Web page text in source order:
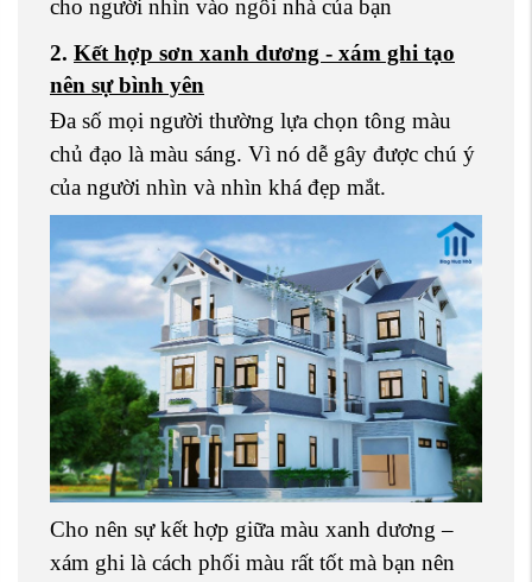
cho người nhìn vào ngôi nhà của bạn
2. Kết hợp sơn xanh dương - xám ghi tạo
nên sự bình yên
Đa số mọi người thường lựa chọn tông màu
chủ đạo là màu sáng. Vì nó dễ gây được chú ý
của người nhìn và nhìn khá đẹp mắt.
Cho nên sự kết hợp giữa màu xanh dương –
xám ghi là cách phối màu rất tốt mà bạn nên